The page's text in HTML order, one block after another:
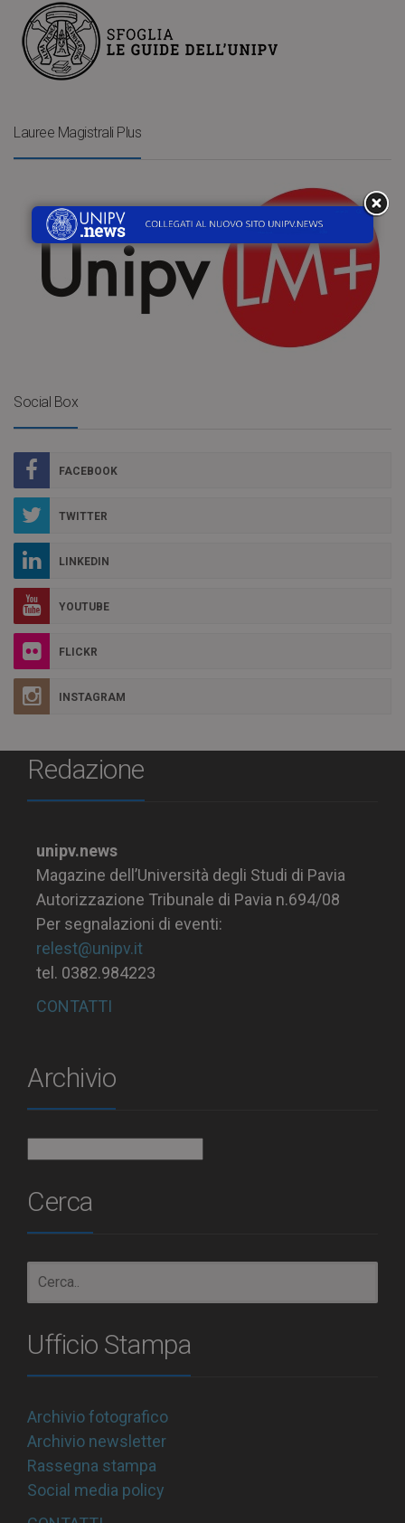
Lauree Magistrali Plus
Social Box
FACEBOOK
TWITTER
LINKEDIN
YOUTUBE
FLICKR
INSTAGRAM
Redazione
unipv.news
Magazine dell’Università degli Studi di Pavia
Autorizzazione Tribunale di Pavia n.694/08
Per segnalazioni di eventi:
relest@unipv.it
tel. 0382.984223
CONTATTI
Archivio
Cerca
Ufficio Stampa
Archivio fotografico
Archivio newsletter
Rassegna stampa
Social media policy